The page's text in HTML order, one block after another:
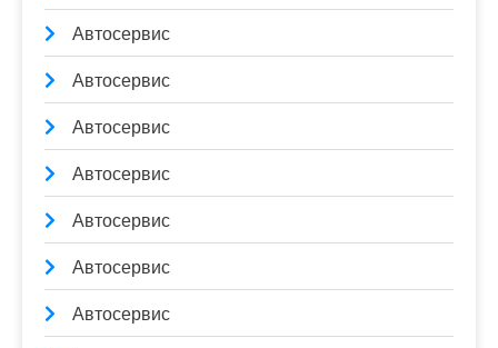
Автосервис
Автосервис
Автосервис
Автосервис
Автосервис
Автосервис
Автосервис